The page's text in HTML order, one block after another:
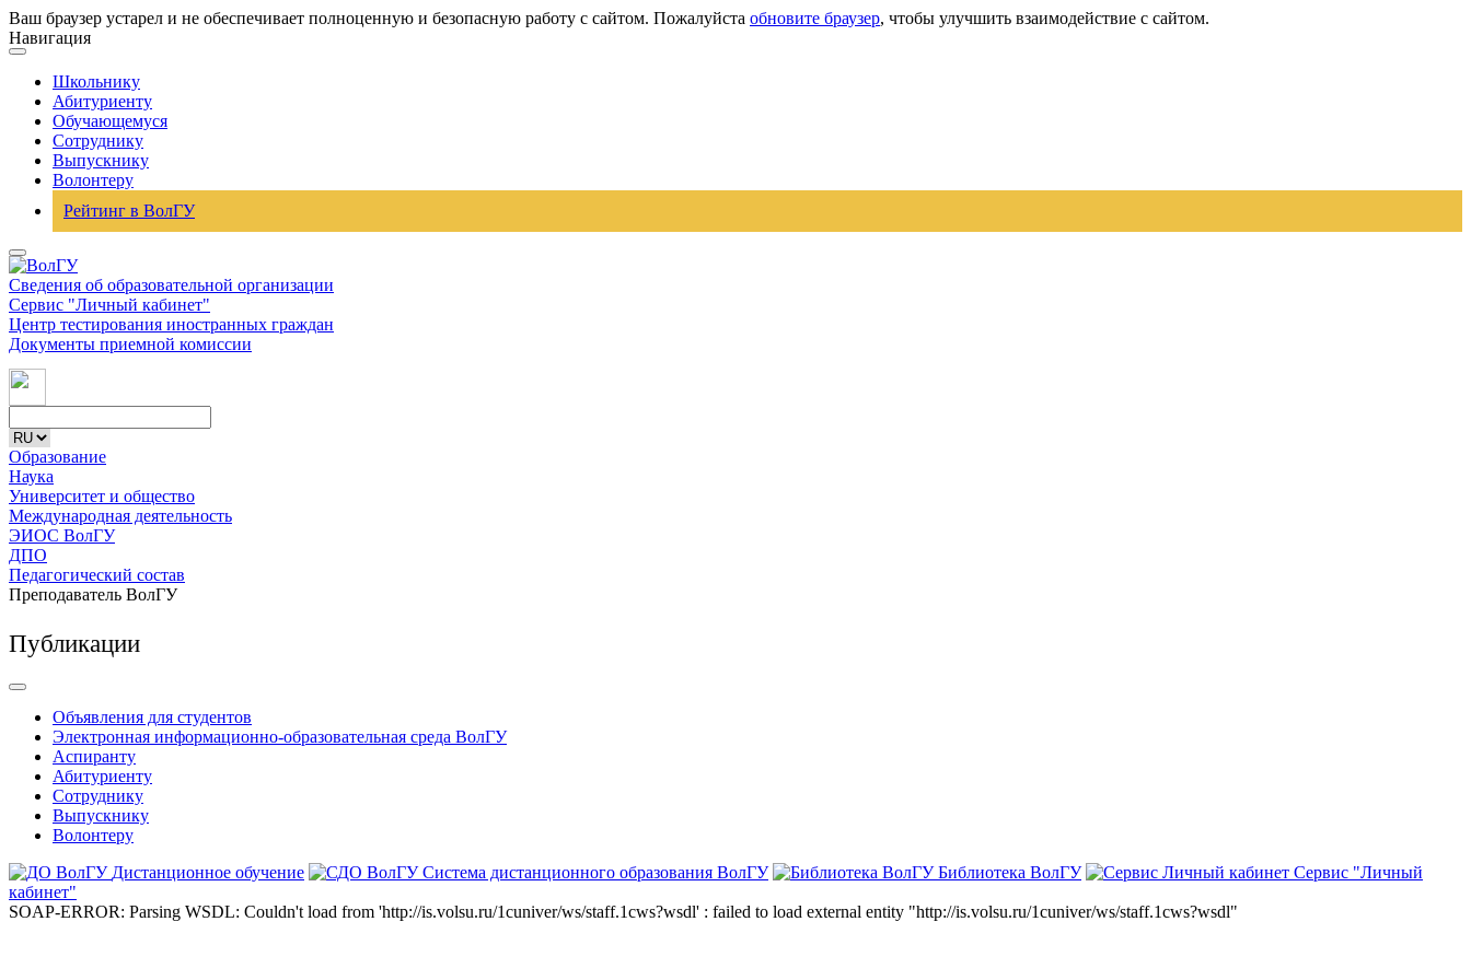
Ваш браузер устарел и не обеспечивает полноценную и безопасную работу с сайтом. Пожалуйста обновите браузер, чтобы улучшить взаимодействие с сайтом.
Навигация
Школьнику
Абитуриенту
Обучающемуся
Сотруднику
Выпускнику
Волонтеру
Рейтинг в ВолГУ
Сведения об образовательной организации
Сервис "Личный кабинет"
Центр тестирования иностранных граждан
Документы приемной комиссии
Образование
Наука
Университет и общество
Международная деятельность
ЭИОС ВолГУ
ДПО
Педагогический состав
Преподаватель ВолГУ
Публикации
Объявления для студентов
Электронная информационно-образовательная среда ВолГУ
Аспиранту
Абитуриенту
Сотруднику
Выпускнику
Волонтеру
Дистанционное обучение
Система дистанционного образования ВолГУ Библиотека ВолГУ
Сервис "Личный
кабинет"
SOAP-ERROR: Parsing WSDL: Couldn't load from 'http://is.volsu.ru/1cuniver/ws/staff.1cws?wsdl' : failed to load external entity "http://is.volsu.ru/1cuniver/ws/staff.1cws?wsdl"